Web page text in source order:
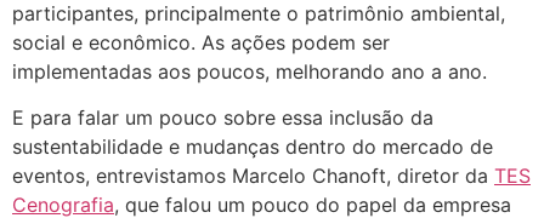
participantes, principalmente o patrimônio ambiental,
social e econômico. As ações podem ser
implementadas aos poucos, melhorando ano a ano.
E para falar um pouco sobre essa inclusão da
sustentabilidade e mudanças dentro do mercado de
eventos, entrevistamos Marcelo Chanoft, diretor da TES
Cenografia, que falou um pouco do papel da empresa